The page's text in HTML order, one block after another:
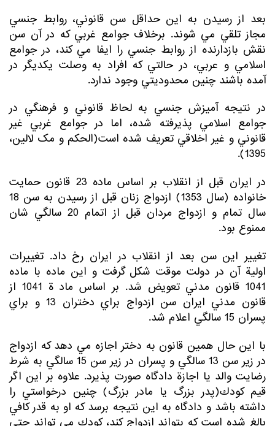
بعد از رسيدن به اين حداقل سن قانوني، روابط جنسي
مجاز تلقي مي شوند. برخلاف جوامع غربي كه در آن سن
نقش بازدارنده از روابط جنسي را ايفا مي كند، در جوامع
اسلامي و عربي، در حالتي كه افراد به وصلت يكديگر در
آمده باشند چنين محدوديتي وجود ندارد.
در نتيجه آميزش جنسي به لحاظ قانوني و فرهنگي در
جوامع اسلامي پذيرفته شده، اما در جوامع غربي غير
قانوني و غير اخلاقي تعريف شده است(الحکم و مک لالین،
1395).
در ایران قبل از انقلاب بر اساس ماده 23 قانون حمايت
خانواده (سال 1353) ازدواج زنان قبل از رسيدن به سن 18
سال تمام و ازدواج مردان قبل از اتمام 20 سالگي شان
ممنوع بود.
تغيير اين سن بعد از انقلاب در ايران رخ داد. تغييرات
اولية آن در دولت موقت شكل گرفت و اين ماده با ماده
1041 قانون مدني تعويض شد. بر اساس ماد ة 1041 از
قانون مدني ايران سن ازدواج براي دختران 13 و براي
پسران 15 سالگي اعلام شد.
با اين حال همين قانون به دختر اجازه مي دهد كه ازدواج
در زير سن 13 سالگي و پسران در زير سن 15 سالگي به شرط
رضايت والد يا اجازة دادگاه صورت پذيرد. علاوه بر اين اگر
قيم كودك(پدر بزرگ يا مادر بزرگ) چنين درخواستي را
داشته باشد و دادگاه به اين نتيجه برسد كه او به قدر كافي
بالغ شده است كه بتواند ازدواج كند، كودك مي تواند حتي